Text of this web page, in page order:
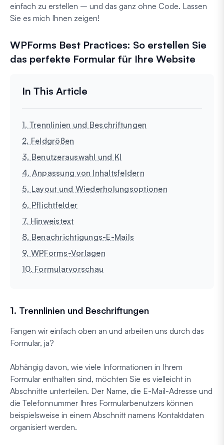
einfach zu erstellen – und das ganz ohne Code. Lassen
Sie es mich Ihnen zeigen!
WPForms Best Practices: So erstellen Sie
das perfekte Formular für Ihre Website
1. Trennlinien und Beschriftungen
2. Feldgrößen
3. Benutzerauswahl und KI
4. Anpassung von Inhaltsfeldern
5. Layout und Wiederholungsoptionen
6. Pflichtfelder
7. Hinweistext
8. Benachrichtigungs-E-Mails
9. WPForms-Vorlagen
10. Formularvorschau
1. Trennlinien und Beschriftungen
Fangen wir einfach oben an und arbeiten uns durch das
Formular, ja?
Abhängig davon, wie viele Informationen in Ihrem
Formular enthalten sind, möchten Sie es vielleicht in
Abschnitte unterteilen. Der Name, die E-Mail-Adresse und
die Telefonnummer Ihres Formularbenutzers können
beispielsweise in einem Abschnitt namens Kontaktdaten
organisiert werden.